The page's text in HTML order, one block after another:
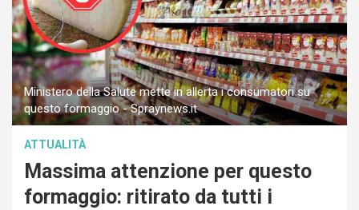
Ministero della Salute mette in allerta i consumatori su
questo formaggio - Spraynews.it
ATTUALITÀ
Massima attenzione per questo
formaggio: ritirato da tutti i